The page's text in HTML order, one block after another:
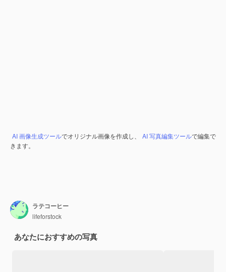
AI 画像生成ツールでオリジナル画像を作成し、 AI 写真編集ツールで編集で
きます。
ラテコーヒー
lifeforstock
あなたにおすすめの写真